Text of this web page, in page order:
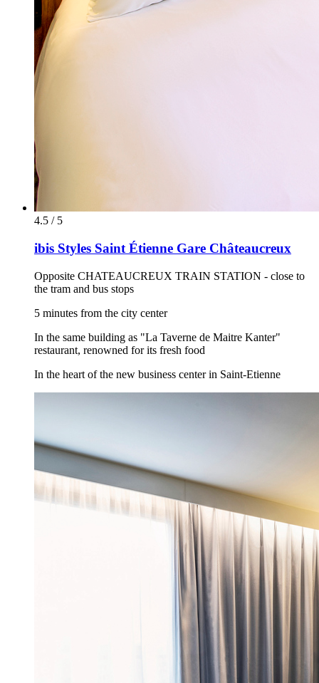
4.5 / 5
ibis Styles Saint Étienne Gare Châteaucreux
Opposite CHATEAUCREUX TRAIN STATION - close to
the tram and bus stops
5 minutes from the city center
In the same building as "La Taverne de Maitre Kanter"
restaurant, renowned for its fresh food
In the heart of the new business center in Saint-Etienne